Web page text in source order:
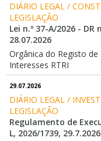
DIÁRIO LEGAL /
LEGISLAÇÃO
Lei n.º 37-A/2026 - DR
28.07.2026
Orgânica do Registo
Interesses RTRI
29.07.2026
DIÁRIO LEGAL /
LEGISLAÇÃO
Regulamento de
L, 2026/1739, 29.7.2026